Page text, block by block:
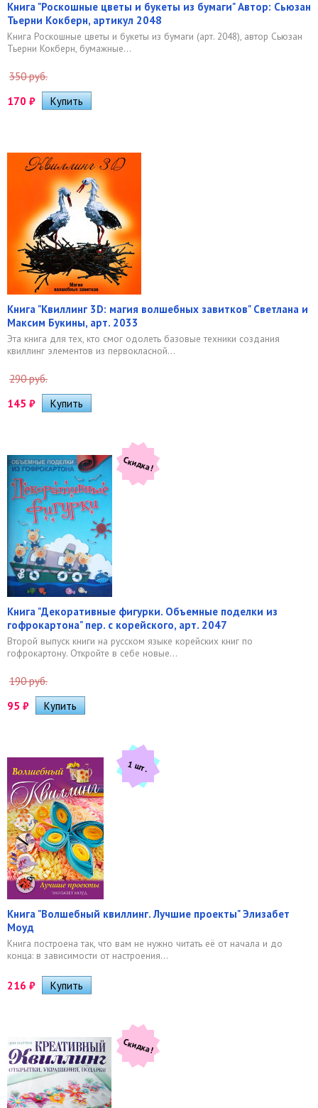
Книга "Роскошные цветы и букеты из бумаги" Автор: Сьюзан
Тьерни Кокберн, артикул 2048
Книга Роскошные цветы и букеты из бумаги (арт. 2048), автор Сьюзан
Тьерни Кокберн, бумажные...
350 руб.
170 ₽
Книга "Квиллинг 3D: магия волшебных завитков" Светлана и
Максим Букины, арт. 2033
Эта книга для тех, кто смог одолеть базовые техники создания
квиллинг элементов из первокласной...
290 руб.
145 ₽
Скидка!
Книга "Декоративные фигурки. Объемные поделки из
гофрокартона" пер. с корейского, арт. 2047
Второй выпуск книги на русском языке корейских книг по
гофрокартону. Откройте в себе новые...
190 руб.
95 ₽
1 шт.
Книга "Волшебный квиллинг. Лучшие проекты" Элизабет
Моуд
Книга построена так, что вам не нужно читать её от начала и до
конца: в зависимости от настроения...
216 ₽
Скидка!